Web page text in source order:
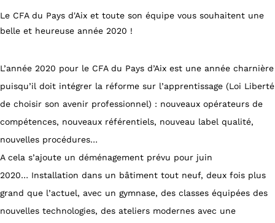
Le CFA du Pays d'Aix et toute son équipe vous souhaitent une
belle et heureuse année 2020 !
L’année 2020 pour le CFA du Pays d’Aix est une année charnière
puisqu’il doit intégrer la réforme sur l’apprentissage (Loi Liberté
de choisir son avenir professionnel) : nouveaux opérateurs de
compétences, nouveaux référentiels, nouveau label qualité,
nouvelles procédures…
A cela s’ajoute un déménagement prévu pour juin
2020… Installation dans un bâtiment tout neuf, deux fois plus
grand que l’actuel, avec un gymnase, des classes équipées des
nouvelles technologies, des ateliers modernes avec une